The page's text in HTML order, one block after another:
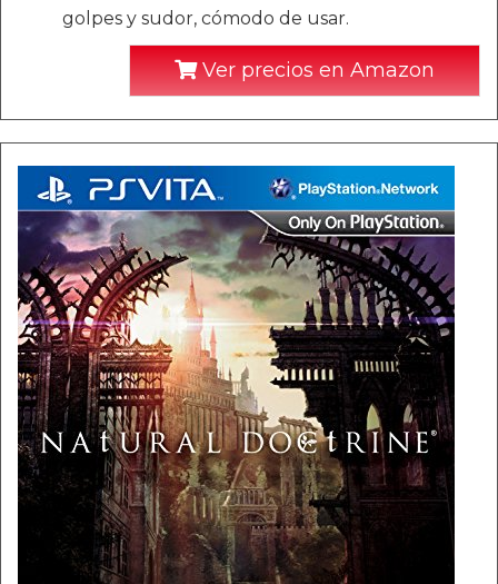
golpes y sudor, cómodo de usar.
Ver precios en Amazon